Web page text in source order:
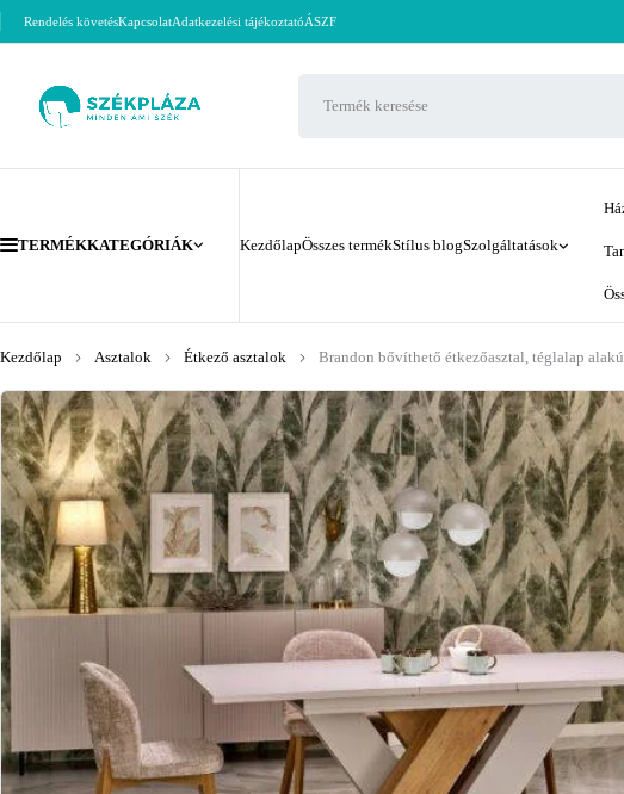
Rendelés követésKapcsolatAdatkezelési tájékoztatóÁSZF
TERMÉKKATEGÓRIÁK KezdőlapÖsszes termékStílus blogSzolgáltatások
Kezdőlap Asztalok Étkező asztalok Brandon bővíthető étkezőasztal, téglalap